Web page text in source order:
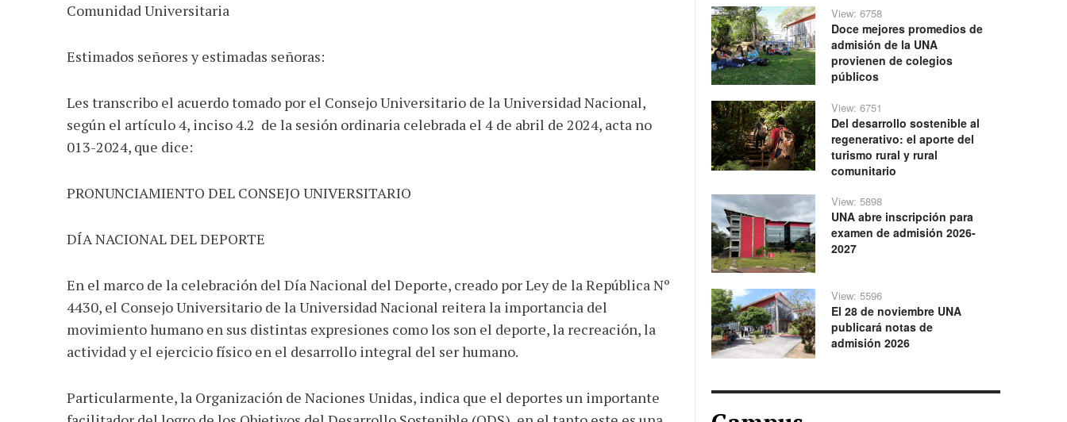
Comunidad Universitaria
Estimados señores y estimadas señoras:
Les transcribo el acuerdo tomado por el Consejo Universitario de la Universidad Nacional,
según el artículo 4, inciso 4.2 de la sesión ordinaria celebrada el 4 de abril de 2024, acta no
013-2024, que dice:
PRONUNCIAMIENTO DEL CONSEJO UNIVERSITARIO
DÍA NACIONAL DEL DEPORTE
En el marco de la celebración del Día Nacional del Deporte, creado por Ley de la República Nº
4430, el Consejo Universitario de la Universidad Nacional reitera la importancia del
movimiento humano en sus distintas expresiones como los son el deporte, la recreación, la
actividad y el ejercicio físico en el desarrollo integral del ser humano.
Particularmente, la Organización de Naciones Unidas, indica que el deportes un importante
View: 6758
Doce mejores promedios de
admisión de la UNA
provienen de colegios
públicos
View: 6751
Del desarrollo sostenible al
regenerativo: el aporte del
turismo rural y rural
comunitario
View: 5898
UNA abre inscripción para
examen de admisión 2026-
2027
View: 5596
El 28 de noviembre UNA
publicará notas de
admisión 2026